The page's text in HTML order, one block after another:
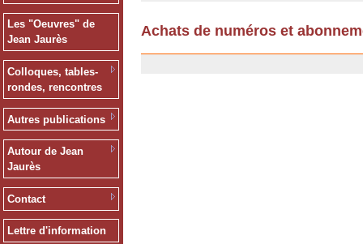
Les "Oeuvres" de
Jean Jaurès
Colloques, tables-
rondes, rencontres
Autres publications
Autour de Jean
Jaurès
Contact
Lettre d'information
Achats de numéros et